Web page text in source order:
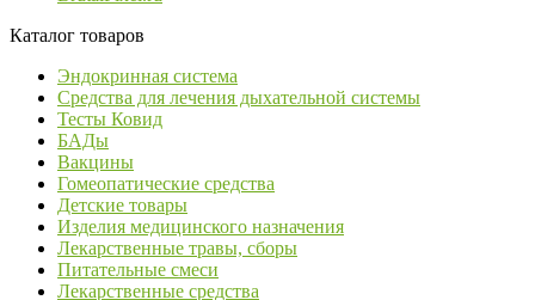
Каталог товаров
Эндокринная система
Средства для лечения дыхательной системы
Тесты Ковид
БАДы
Вакцины
Гомеопатические средства
Детские товары
Изделия медицинского назначения
Лекарственные травы, сборы
Питательные смеси
Лекарственные средства